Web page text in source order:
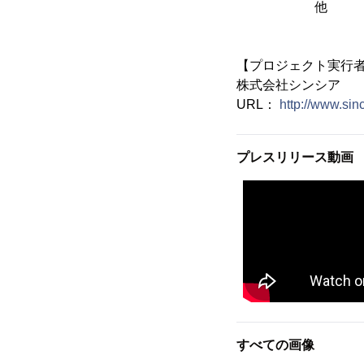
他
【プロジェクト実行者
株式会社シンシア
URL：
http://
プレスリリース動画
すべての画像